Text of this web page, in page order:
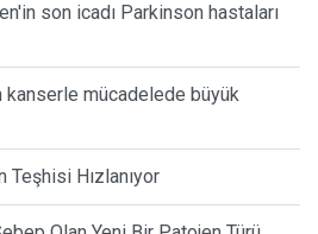
son icadı Parkinson hastaları
kanserle mücadelede büyük
Teşhisi Hızlanıyor